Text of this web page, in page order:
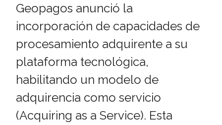
Geopagos anunció la
incorporación de capacidades de
procesamiento adquirente a su
plataforma tecnológica,
habilitando un modelo de
adquirencia como servicio
(Acquiring as a Service). Esta